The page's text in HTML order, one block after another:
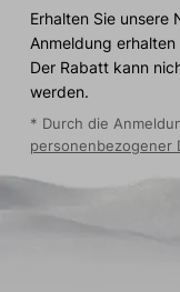
Erhalten Sie unsere
Anmeldung
Der Rabatt kann
werden.
* Durch die
personenbezogener